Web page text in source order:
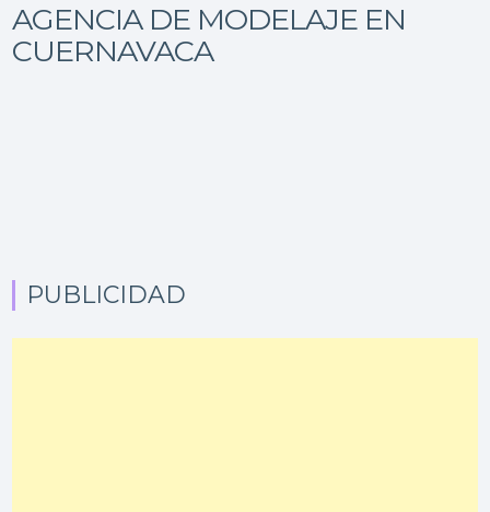
AGENCIA DE MODELAJE EN
CUERNAVACA
PUBLICIDAD